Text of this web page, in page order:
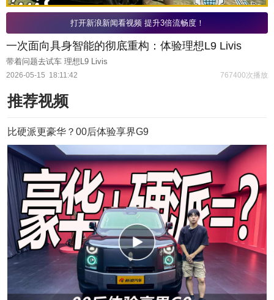
打开新浪新闻看视频 提升3倍流畅度！
一次面向具身智能的彻底重构：体验理想L9 Livis
带着问题去试车 理想L9 Livis
2026-05-15 18:11:42 767400次播放
推荐视频
比硬派更豪华？00后体验享界G9